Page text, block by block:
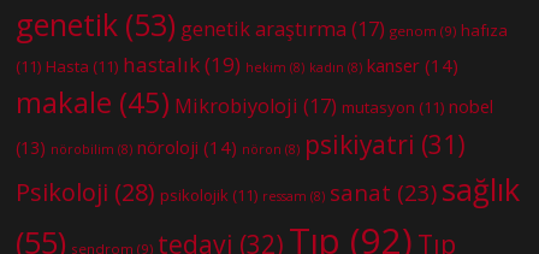
genetik (53) genetik araştırma (17) genom (9) hafıza
(11) Hasta (11) hastalık(19) hekim (8) kadın (8) kanser (14)
makale (45) Mikrobiyoloji (17) mutasyon (11) nobel
(13) nörobilim (8) nöroloji (14) nöron (8) psikiyatri (31)
Psikoloji (28) psikolojik (11) ressam (8) sanat (23) sağlık
(55) sendrom (9) tedavi (32) Tıp (92) Tıp